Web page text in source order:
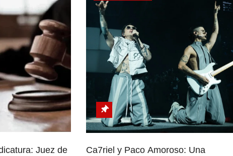
Juez de
Ca7riel y Paco Amoroso: Una